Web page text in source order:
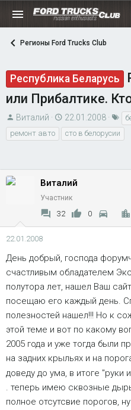
Регионы Ford Trucks Club
Республика Беларусь
или Прибалтике.
А
в
т
р
ы
Виталий
Д
а
т
н
а
ч
22.01.2008
Т
е
г
ремонт авто
сто в белорусии
Виталий
Участник
32 0
22.01.2008
День добрый, господа
счастливым обладателем
полутора лет, нашел Ваш
посещаю его каждый день.
полезностей нашел!!! Но к
этой теме и вот по какому
2005 года и уже тогда были
на задних крыльях и на
доведу до ума, в итоге "руки
. теперь имею сквозные
полное отсутсвие порогов,